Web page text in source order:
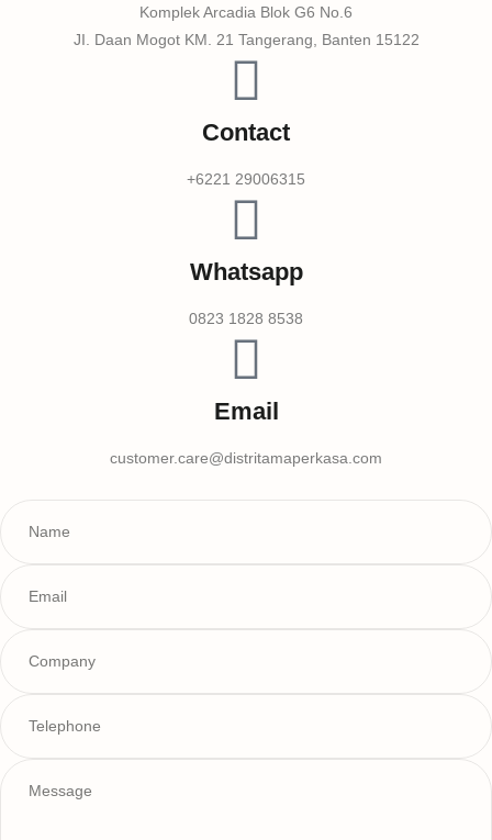
Komplek Arcadia Blok G6 No.6
JI. Daan Mogot KM. 21 Tangerang, Banten 15122
Contact
+6221 29006315
Whatsapp
0823 1828 8538
Email
customer.care@distritamaperkasa.com